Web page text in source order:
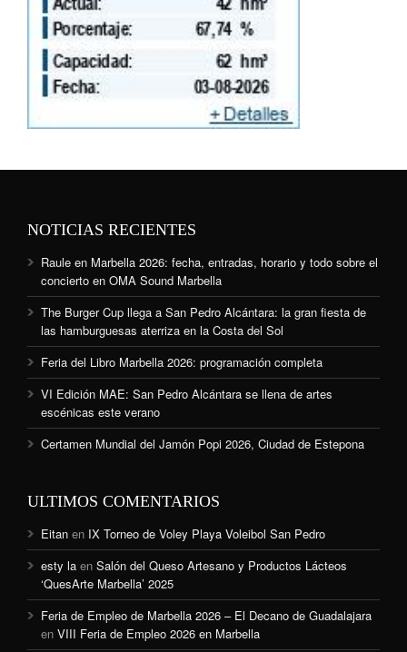
NOTICIAS RECIENTES
Raule en Marbella 2026: fecha, entradas, horario y todo sobre el
concierto en OMA Sound Marbella
The Burger Cup llega a San Pedro Alcántara: la gran fiesta de
las hamburguesas aterriza en la Costa del Sol
Feria del Libro Marbella 2026: programación completa
VI Edición MAE: San Pedro Alcántara se llena de artes
escénicas este verano
Certamen Mundial del Jamón Popi 2026, Ciudad de Estepona
ULTIMOS COMENTARIOS
Eitan en IX Torneo de Voley Playa Voleibol San Pedro
esty la en Salón del Queso Artesano y Productos Lácteos
‘QuesArte Marbella’ 2025
Feria de Empleo de Marbella 2026 – El Decano de Guadalajara
en VIII Feria de Empleo 2026 en Marbella